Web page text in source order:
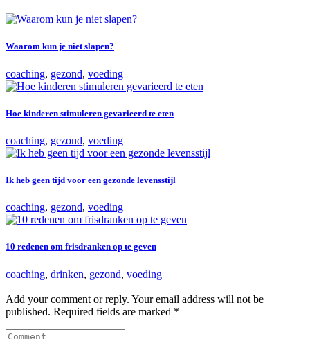
Waarom kun je niet slapen?
coaching, gezond, voeding
Hoe kinderen stimuleren gevarieerd te eten
coaching, gezond, voeding
Ik heb geen tijd voor een gezonde levensstijl
coaching, gezond, voeding
10 redenen om frisdranken op te geven
coaching, drinken, gezond, voeding
Add your comment or reply. Your email address will not be
published. Required fields are marked *